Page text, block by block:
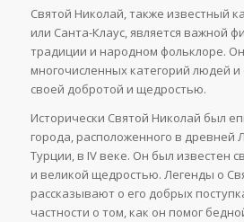
Святой Николай, также известный
или Санта-Клаус, является важной
традиции и народном фольклоре.
многочисленных категорий людей
своей добротой и щедростью.
Исторически Святой Николай был
города, расположенного в
Турции, в IV веке. Он был известен
и великой щедростью. Легенды о
рассказывают о его добрых
частности о том, как он помог